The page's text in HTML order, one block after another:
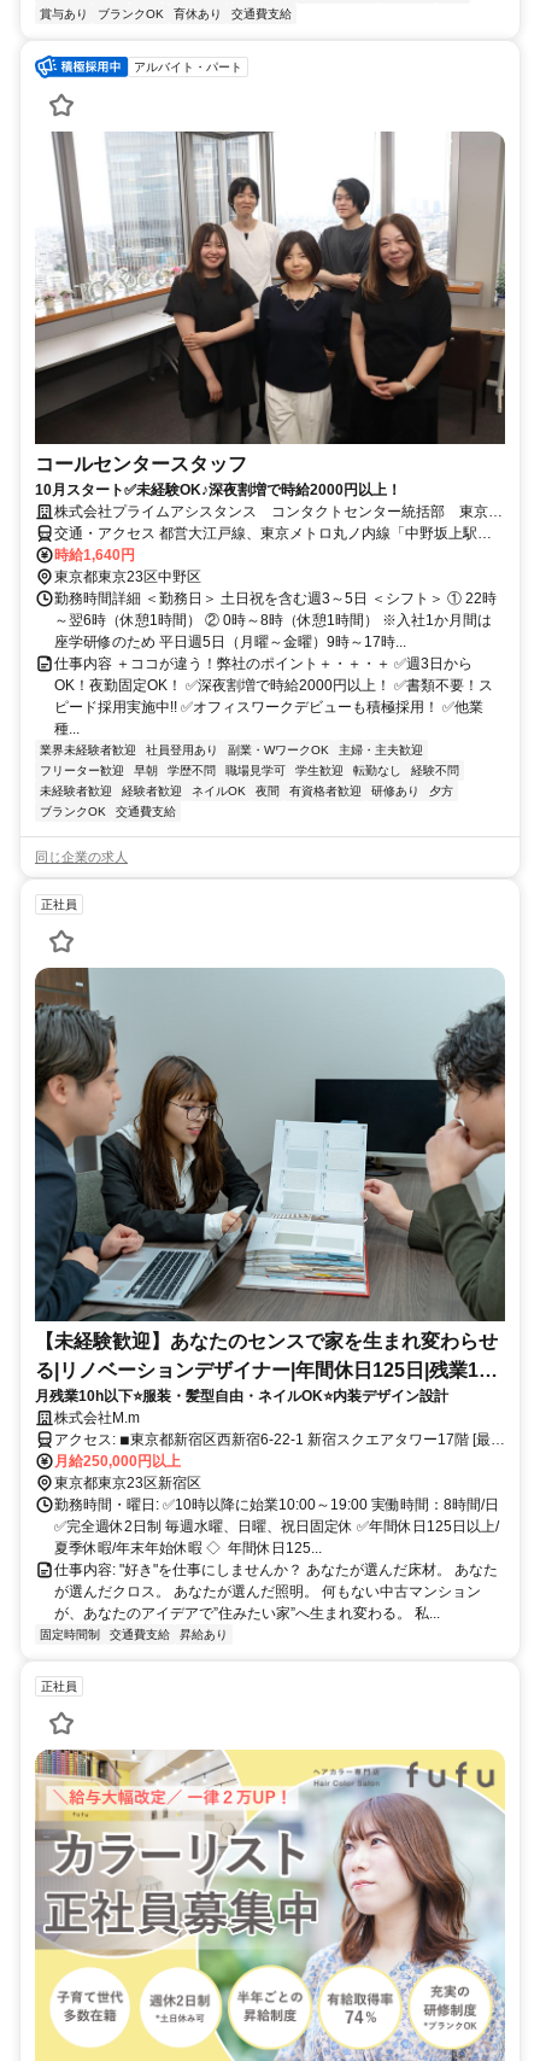
賞与あり ブランクOK 育休あり 交通費支給
アルバイト・パート
コールセンタースタッフ
10月スタート✅未経験OK♪深夜割増で時給2000円以上！
株式会社プライムアシスタンス コンタクトセンター統括部 東京コ
ンタクトセンター室 ロードチーム(夜勤)
交通・アクセス 都営大江戸線、東京メトロ丸ノ内線「中野坂上駅」
徒歩3分
時給1,640円
東京都東京23区中野区
勤務時間詳細 ＜勤務日＞ 土日祝を含む週3～5日 ＜シフト＞ ① 22時
～翌6時（休憩1時間） ② 0時～8時（休憩1時間） ※入社1か月間は
座学研修のため 平日週5日（月曜～金曜）9時～17時...
仕事内容 ＋ココが違う！弊社のポイント＋・＋・＋ ✅週3日から
OK！夜勤固定OK！ ✅深夜割増で時給2000円以上！ ✅書類不要！ス
ピード採用実施中!! ✅オフィスワークデビューも積極採用！ ✅他業
種...
業界未経験者歓迎 社員登用あり 副業・WワークOK
主婦・主夫歓迎
フリーター歓迎
早朝 学歴不問 職場見学可 学生歓迎 転勤なし
経験不問
未経験者歓迎
経験者歓迎 ネイルOK 夜間 有資格者歓迎 研修あり
夕方
ブランクOK
交通費支給
同じ企業の求人
正社員
【未経験歓迎】あなたのセンスで家を生まれ変わらせ
る|リノベーションデザイナー|年間休日125日|残業10h
以下
月残業10h以下⭐服装・髪型自由・ネイルOK⭐内装デザイン設計
株式会社M.m
アクセス: ◾︎東京都新宿区西新宿6-22-1 新宿スクエアタワー17階 [最寄
り駅]都庁前駅、西新宿駅、中野坂上駅 東京メトロ丸ノ内線「西新
宿」駅(2番出口）徒歩7分 都営大江戸線「都庁前」駅（A5出口）徒歩
5分 東京メトロ丸ノ内線/都営大江戸線「中野坂上」駅(A1出口）徒歩
9分 各線「新宿」駅（西口）徒歩17分
月給250,000円以上
東京都東京23区新宿区
勤務時間・曜日: ✅10時以降に始業10:00～19:00 実働時間：8時間/日
✅完全週休2日制 毎週水曜、日曜、祝日固定休 ✅年間休日125日以上/
夏季休暇/年末年始休暇 ◇ 年間休日125...
仕事内容: "好き"を仕事にしませんか？ あなたが選んだ床材。 あなた
が選んだクロス。 あなたが選んだ照明。 何もない中古マンション
が、あなたのアイデアで”住みたい家”へ生まれ変わる。 私...
固定時間制 交通費支給 昇給あり
正社員